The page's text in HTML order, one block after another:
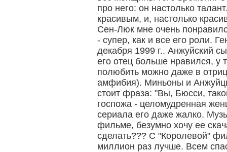
про него: он настолько
красивым, и, настолько
Сен-Люк мне очень
- супер, как и все его роли.
декабря 1999 г.. Анжуйский
его отец больше нравился, у
полюбить можно даже в
амфибия). Миньоны и
стоит фраза: "Вы, Бюсси,
госпожа - целомудренная
сериала его даже жалко.
фильме, безумно хочу ее
сделать??? С "Королевой"
миллион раз лучше. Всем